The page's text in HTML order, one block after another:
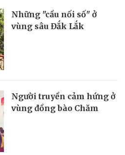
Những "cầu nối số" ở
vùng sâu Đắk Lắk
Người truyền cảm hứng ở
vùng đồng bào Chăm